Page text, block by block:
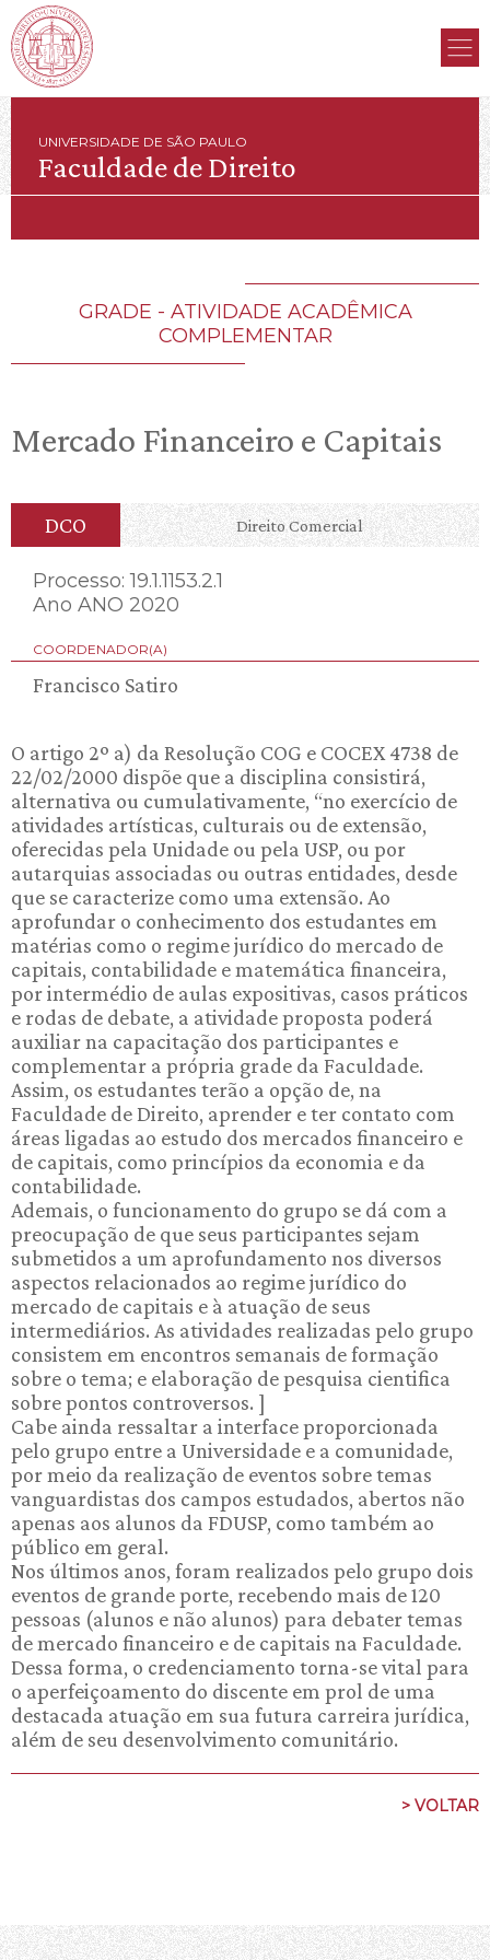
UNIVERSIDADE DE SÃO PAULO
Faculdade de Direito
GRADE - ATIVIDADE ACADÊMICA
COMPLEMENTAR
Mercado Financeiro e Capitais
DCO Direito Comercial
Processo: 19.1.1153.2.1
Ano ANO 2020
COORDENADOR(A)
Francisco Satiro
O artigo 2º a) da Resolução COG e COCEX 4738 de
22/02/2000 dispõe que a disciplina consistirá,
alternativa ou cumulativamente, “no exercício de
atividades artísticas, culturais ou de extensão,
oferecidas pela Unidade ou pela USP, ou por
autarquias associadas ou outras entidades, desde
que se caracterize como uma extensão. Ao
aprofundar o conhecimento dos estudantes em
matérias como o regime jurídico do mercado de
capitais, contabilidade e matemática financeira,
por intermédio de aulas expositivas, casos práticos
e rodas de debate, a atividade proposta poderá
auxiliar na capacitação dos participantes e
complementar a própria grade da Faculdade.
Assim, os estudantes terão a opção de, na
Faculdade de Direito, aprender e ter contato com
áreas ligadas ao estudo dos mercados financeiro e
de capitais, como princípios da economia e da
contabilidade.
Ademais, o funcionamento do grupo se dá com a
preocupação de que seus participantes sejam
submetidos a um aprofundamento nos diversos
aspectos relacionados ao regime jurídico do
mercado de capitais e à atuação de seus
intermediários. As atividades realizadas pelo grupo
consistem em encontros semanais de formação
sobre o tema; e elaboração de pesquisa cientifica
sobre pontos controversos. ]
Cabe ainda ressaltar a interface proporcionada
pelo grupo entre a Universidade e a comunidade,
por meio da realização de eventos sobre temas
vanguardistas dos campos estudados, abertos não
apenas aos alunos da FDUSP, como também ao
público em geral.
Nos últimos anos, foram realizados pelo grupo dois
eventos de grande porte, recebendo mais de 120
pessoas (alunos e não alunos) para debater temas
de mercado financeiro e de capitais na Faculdade.
Dessa forma, o credenciamento torna-se vital para
o aperfeiçoamento do discente em prol de uma
destacada atuação em sua futura carreira jurídica,
além de seu desenvolvimento comunitário.
> VOLTAR